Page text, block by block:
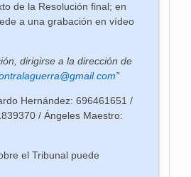
de la Resolución final; en
a una grabación en vídeo
dirigirse a la dirección de
”
Hernández: 696461651 /
/ Ángeles Maestro:
el Tribunal puede